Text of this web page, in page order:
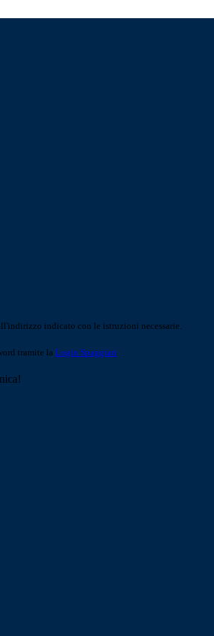
indicato con le istruzioni necessarie.
tramite la Login Spaggiari